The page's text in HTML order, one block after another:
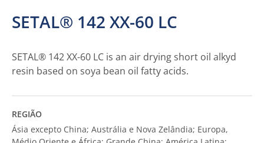
SETAL® 142 XX-60 LC
SETAL® 142 XX-60 LC is an air drying short oil alkyd
resin based on soya bean oil fatty acids.
REGIÃO
Ásia excepto China; Austrália e Nova Zelândia; Europa,